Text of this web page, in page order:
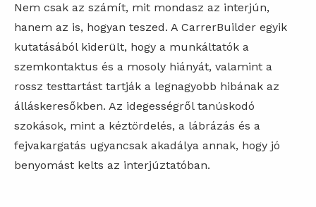
Nem csak az számít, mit mondasz az interjún,
hanem az is, hogyan teszed. A CarrerBuilder egyik
kutatásából kiderült, hogy a munkáltatók a
szemkontaktus és a mosoly hiányát, valamint a
rossz testtartást tartják a legnagyobb hibának az
álláskeresőkben. Az idegességről tanúskodó
szokások, mint a kéztördelés, a lábrázás és a
fejvakargatás ugyancsak akadálya annak, hogy jó
benyomást kelts az interjúztatóban.